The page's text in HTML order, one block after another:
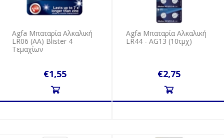
Agfa Μπαταρία Αλκαλική
LR06 (AA) Blister 4
Τεμαχίων
€1,55
Agfa Mπαταρία Aλκαλική
LR44 - AG13 (10τμχ)
€2,75